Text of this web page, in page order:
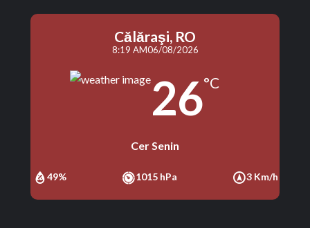
Călăraşi, RO
8:19 AM06/08/2026
26°C
Cer Senin
49% 1015 hPa 3 Km/h